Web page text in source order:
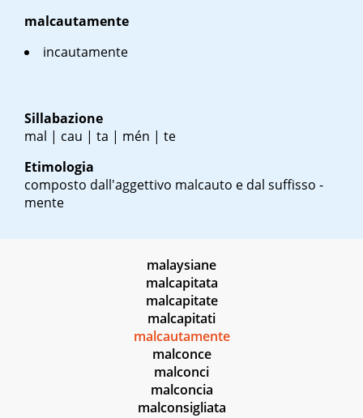
malcautamente
incautamente
Sillabazione
mal | cau | ta | mén | te
Etimologia
composto dall'aggettivo malcauto e dal suffisso -
mente
malaysiane
malcapitata
malcapitate
malcapitati
malcautamente
malconce
malconci
malconcia
malconsigliata